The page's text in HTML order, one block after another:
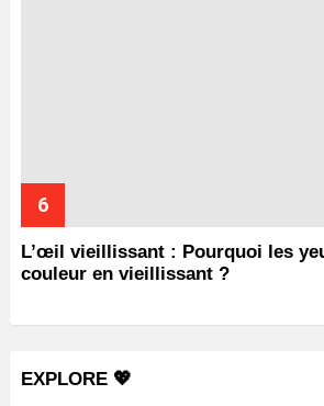
L’œil vieillissant : Pourquoi les
couleur en vieillissant ?
EXPLORE 💖